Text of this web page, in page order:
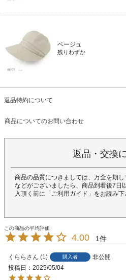
ベージュ
残りわずか
返品特約について
商品についてのお問い合わせ
返品・交換
商品の品質につきましては、万全を期
などがございましたら、商品到着後7日
入頂く前に「ご利用ガイド」をお読み下
4.00 1
くらら 1 購入者
非公開
投稿日
2025/05/04